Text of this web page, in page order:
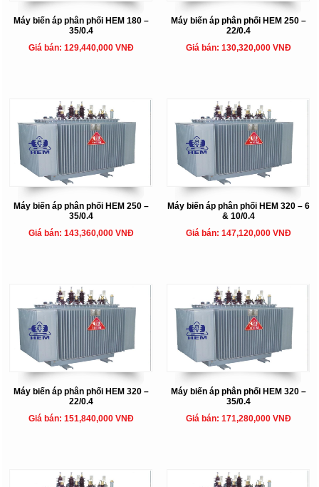
Máy biến áp phân phối HEM 180 –
35/0.4
Giá bán: 129,440,000 VNĐ
Máy biến áp phân phối HEM 250 –
22/0.4
Giá bán: 130,320,000 VNĐ
Máy biến áp phân phối HEM 250 –
35/0.4
Giá bán: 143,360,000 VNĐ
Máy biến áp phân phối HEM 320 – 6
& 10/0.4
Giá bán: 147,120,000 VNĐ
Máy biến áp phân phối HEM 320 –
22/0.4
Giá bán: 151,840,000 VNĐ
Máy biến áp phân phối HEM 320 –
35/0.4
Giá bán: 171,280,000 VNĐ